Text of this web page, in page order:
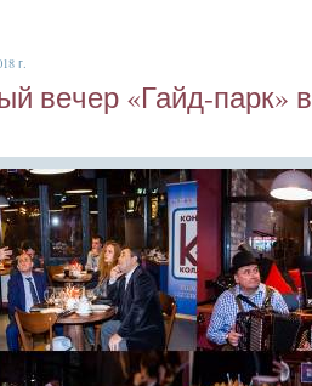
г.
ве­чер «Гайд-парк»